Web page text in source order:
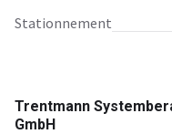
Stationnement
Trentmann
GmbH